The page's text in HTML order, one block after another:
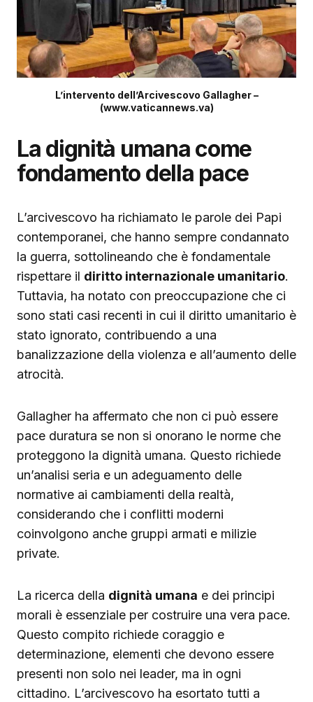
L’intervento dell’Arcivescovo Gallagher –
(www.vaticannews.va)
La dignità umana come
fondamento della pace
L’arcivescovo ha richiamato le parole dei Papi
contemporanei, che hanno sempre condannato
la guerra, sottolineando che è fondamentale
rispettare il diritto internazionale umanitario.
Tuttavia, ha notato con preoccupazione che ci
sono stati casi recenti in cui il diritto umanitario è
stato ignorato, contribuendo a una
banalizzazione della violenza e all’aumento delle
atrocità.
Gallagher ha affermato che non ci può essere
pace duratura se non si onorano le norme che
proteggono la dignità umana. Questo richiede
un’analisi seria e un adeguamento delle
normative ai cambiamenti della realtà,
considerando che i conflitti moderni
coinvolgono anche gruppi armati e milizie
private.
La ricerca della dignità umana e dei principi
morali è essenziale per costruire una vera pace.
Questo compito richiede coraggio e
determinazione, elementi che devono essere
presenti non solo nei leader, ma in ogni
cittadino. L’arcivescovo ha esortato tutti a